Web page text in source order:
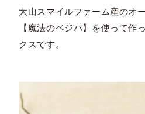
大山スマイルファーム産のオ
【魔法のベジパ】を使って作
クスです。